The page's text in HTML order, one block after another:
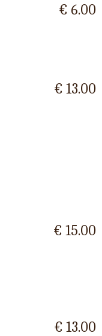
€ 6.00
€ 13.00
€ 15.00
€ 13.00